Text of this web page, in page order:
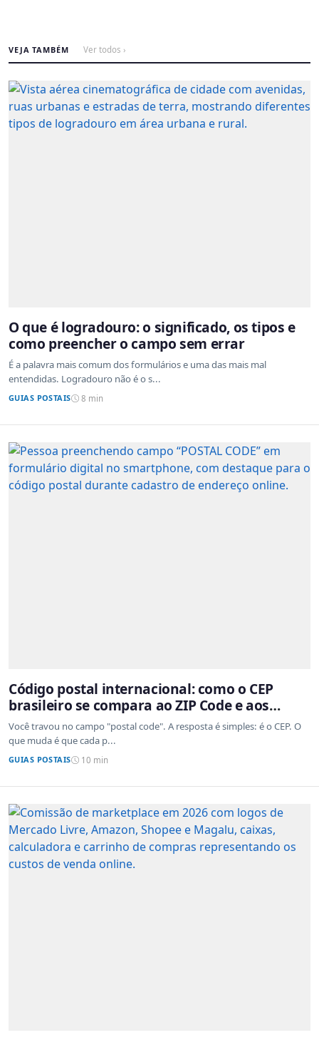
VEJA TAMBÉM Ver todos ›
O que é logradouro: o significado, os tipos e
como preencher o campo sem errar
É a palavra mais comum dos formulários e uma das mais mal
entendidas. Logradouro não é o s...
GUIAS POSTAIS 8 min
Código postal internacional: como o CEP
brasileiro se compara ao ZIP Code e aos
sistemas de outros países
Você travou no campo "postal code". A resposta é simples: é o CEP. O
que muda é que cada p...
GUIAS POSTAIS 10 min